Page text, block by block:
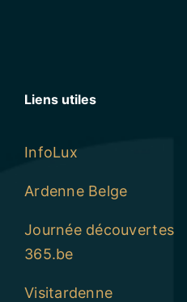
Liens utiles
InfoLux
Ardenne Belge
Journée découvertes
365.be
Visitardenne